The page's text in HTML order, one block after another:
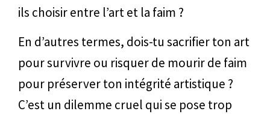
ils choisir entre l’art et la faim ?
En d’autres termes, dois-tu sacrifier ton art
pour survivre ou risquer de mourir de faim
pour préserver ton intégrité artistique ?
C’est un dilemme cruel qui se pose trop